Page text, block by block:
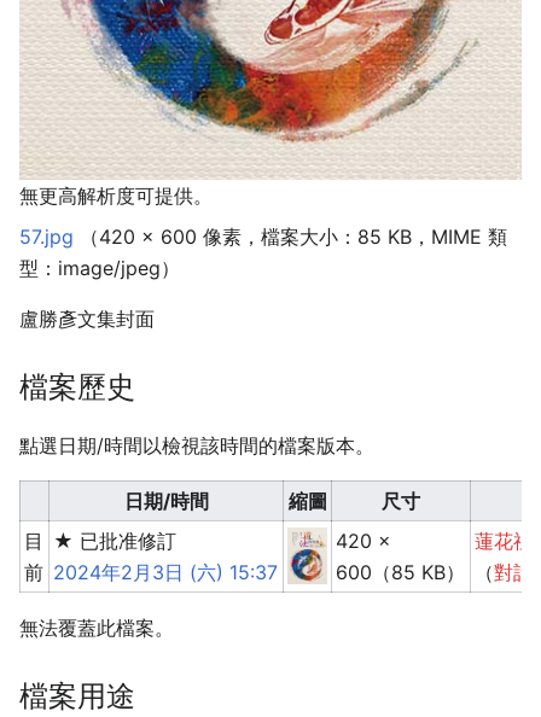
無更高解析度可提供。
57.jpg
（420 × 600 像素，檔案大小：85 KB，MIME 類
型： image/jpeg）
盧勝彥文集封面
檔案歷史
點選日期/時間以檢視該時間的檔案版本。
日期/時間 縮⁠圖 尺寸
目
前
★ 已批准修訂
2024年2月3日 (六) 15:37
420 ×
600 （85 KB）
蓮花祖
（對話
無法覆蓋此檔案。
檔案用途